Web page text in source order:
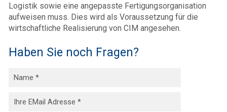
Logistik sowie eine angepasste Fertigungsorganisation
aufweisen muss. Dies wird als Voraussetzung für die
wirtschaftliche Realisierung von CIM angesehen.
Haben Sie noch Fragen?